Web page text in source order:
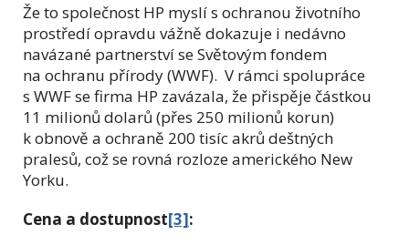
Že to společnost HP myslí s ochranou životního
prostředí opravdu vážně dokazuje i nedávno
navázané partnerství se Světovým fondem
na ochranu přírody (WWF). V rámci spolupráce
s WWF se firma HP zavázala, že přispěje částkou
11 milionů dolarů (přes 250 milionů korun)
k obnově a ochraně 200 tisíc akrů deštných
pralesů, což se rovná rozloze amerického New
Yorku.
Cena a dostupnost[3]: